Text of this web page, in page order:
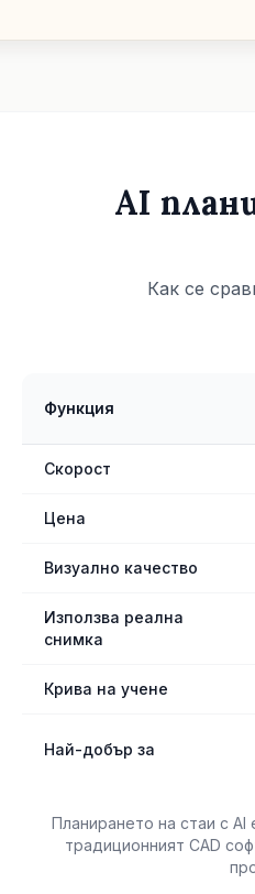
AI
Как се
Функция
Скорост
Цена
Визуално качество
Използва реална
снимка
Крива на учене
Най-добър за
Планирането на стаи с AI
традиционният CAD